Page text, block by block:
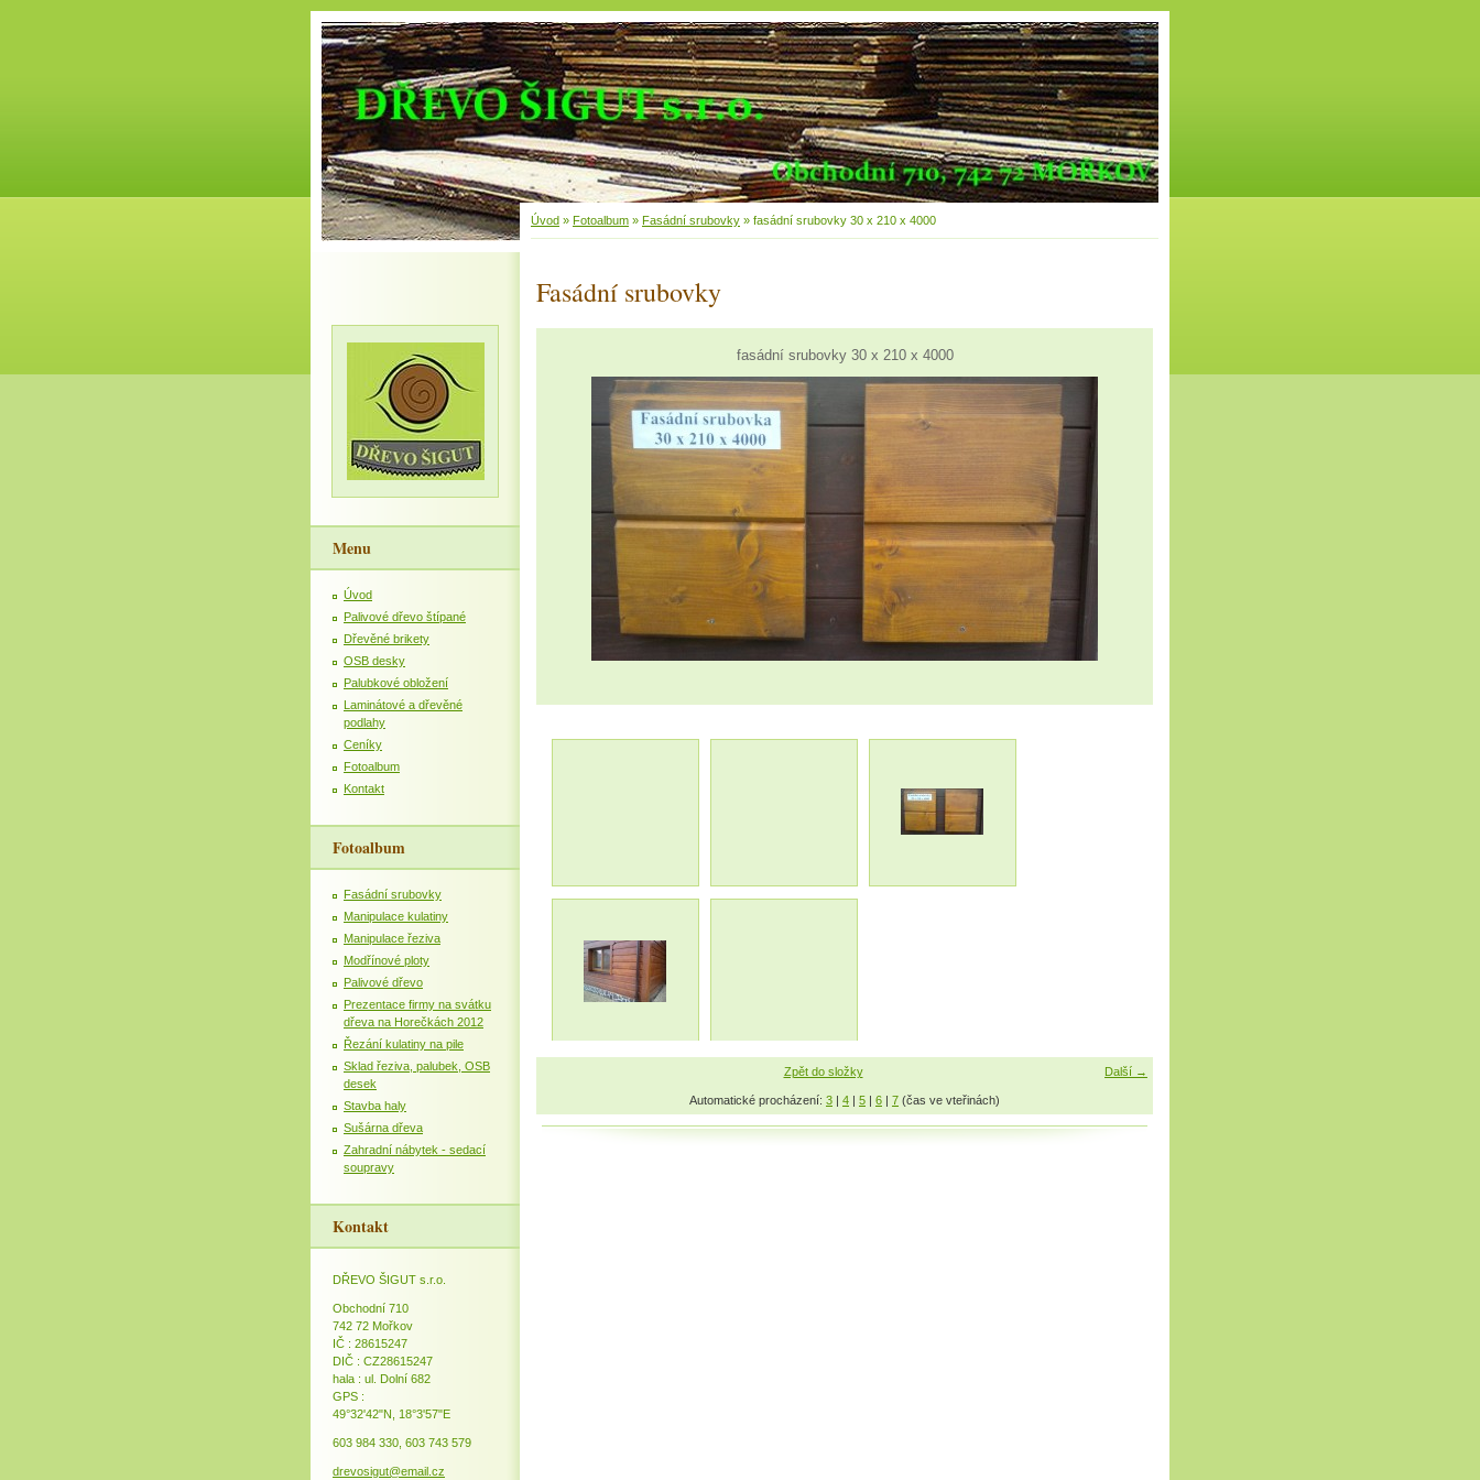
Úvod » Fotoalbum » Fasádní srubovky » fasádní srubovky 30 x 210 x 4000
Fasádní srubovky
fasádní srubovky 30 x 210 x 4000
Další →
Zpět do složky
Automatické procházení: 3 | 4 | 5 | 6 | 7 (čas ve vteřinách)
Menu
Úvod
Palivové dřevo štípané
Dřevěné brikety
OSB desky
Palubkové obložení
Laminátové a dřevěné
podlahy
Ceníky
Fotoalbum
Kontakt
Fotoalbum
Fasádní srubovky
Manipulace kulatiny
Manipulace řeziva
Modřínové ploty
Palivové dřevo
Prezentace firmy na svátku
dřeva na Horečkách 2012
Řezání kulatiny na pile
Sklad řeziva, palubek, OSB
desek
Stavba haly
Sušárna dřeva
Zahradní nábytek - sedací
soupravy
Kontakt
DŘEVO ŠIGUT s.r.o.
Obchodní 710
742 72 Mořkov
IČ : 28615247
DIČ : CZ28615247
hala : ul. Dolní 682
GPS :
49°32'42"N, 18°3'57"E
603 984 330, 603 743 579
drevosigut@email.cz